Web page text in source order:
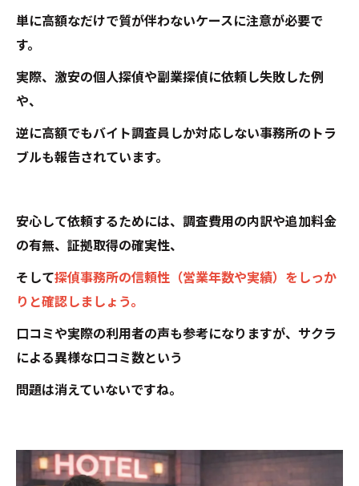
単に高額なだけで質が伴わないケースに注意が必要で
す。
実際、激安の個人探偵や副業探偵に依頼し失敗した例
や、
逆に高額でもバイト調査員しか対応しない事務所のトラ
ブルも報告されています。
安心して依頼するためには、調査費用の内訳や追加料金
の有無、証拠取得の確実性、
そして探偵事務所の信頼性（営業年数や実績）をしっか
りと確認しましょう。
口コミや実際の利用者の声も参考になりますが、サクラ
による異様な口コミ数という
問題は消えていないですね。